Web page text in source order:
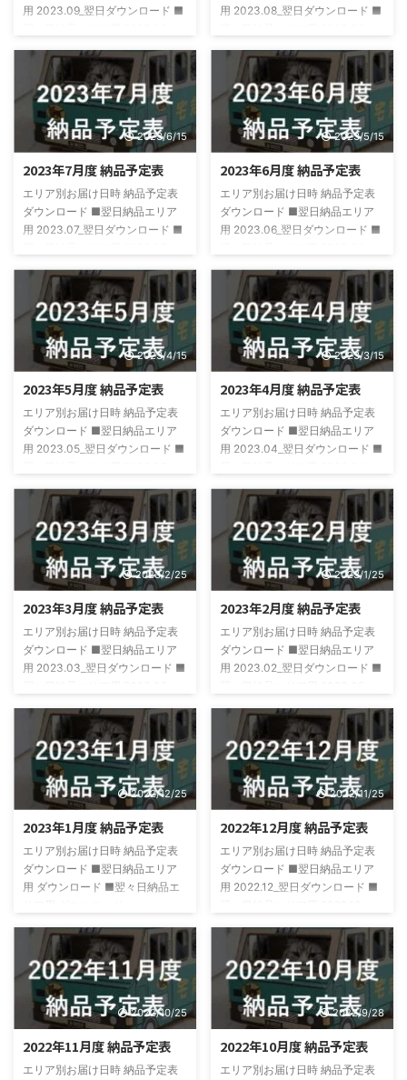
用 2023.09_翌日ダウンロード ■
用 2023.08_翌日ダウンロード ■
2023/6/15
2023年7月度 納品予定表
エリア別お届け日時 納品予定表
ダウンロード ■翌日納品エリア
用 2023.07_翌日ダウンロード ■
2023/5/15
2023年6月度 納品予定表
エリア別お届け日時 納品予定表
ダウンロード ■翌日納品エリア
用 2023.06_翌日ダウンロード ■
2023/4/15
2023年5月度 納品予定表
エリア別お届け日時 納品予定表
ダウンロード ■翌日納品エリア
用 2023.05_翌日ダウンロード ■
2023/3/15
2023年4月度 納品予定表
エリア別お届け日時 納品予定表
ダウンロード ■翌日納品エリア
用 2023.04_翌日ダウンロード ■
2023/2/25
2023年3月度 納品予定表
エリア別お届け日時 納品予定表
ダウンロード ■翌日納品エリア
用 2023.03_翌日ダウンロード ■
2023/1/25
2023年2月度 納品予定表
エリア別お届け日時 納品予定表
ダウンロード ■翌日納品エリア
用 2023.02_翌日ダウンロード ■
2022/12/25
2023年1月度 納品予定表
エリア別お届け日時 納品予定表
ダウンロード ■翌日納品エリア
用 ダウンロード ■翌々日納品エ
2022/11/25
2022年12月度 納品予定表
エリア別お届け日時 納品予定表
ダウンロード ■翌日納品エリア
用 2022.12_翌日ダウンロード ■
2022/10/25
2022年11月度 納品予定表
エリア別お届け日時 納品予定表
2022/9/28
2022年10月度 納品予定表
エリア別お届け日時 納品予定表